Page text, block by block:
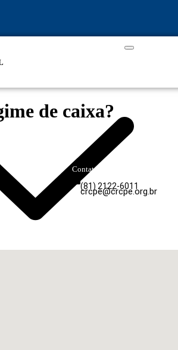
de caixa?
Contatos
(81) 2122-6011
crcpe@crcpe.org.br